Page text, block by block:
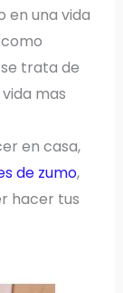
en una vida
trata de
mas
en casa,
de zumo,
hacer tus